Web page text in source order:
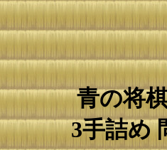
青の将
3手詰め